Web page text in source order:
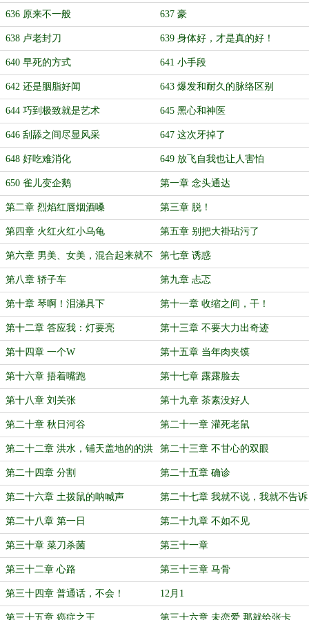
636 原来不一般 637 豪
638 卢老封刀 639 身体好，才是真的好！
640 早死的方式 641 小手段
642 还是胭脂好闻 643 爆发和耐久的脉络区别
644 巧到极致就是艺术 645 黑心和神医
646 刮舔之间尽显风采 647 这次牙掉了
648 好吃难消化 649 放飞自我也让人害怕
650 雀儿变企鹅 第一章 念头通达
第二章 烈焰红唇烟酒嗓 第三章 脱！
第四章 火红火红小乌龟 第五章 别把大褂玷污了
第六章 男美、女美，混合起来就不
美
第七章 诱惑
第八章 轿子车 第九章 忐忑
第十章 琴啊！泪涕具下 第十一章 收缩之间，干！
第十二章 答应我：灯要亮 第十三章 不要大力出奇迹
第十四章 一个W 第十五章 当年肉夹馍
第十六章 捂着嘴跑 第十七章 露露脸去
第十八章 刘关张 第十九章 茶素没好人
第二十章 秋日河谷 第二十一章 灌死老鼠
第二十二章 洪水，铺天盖地的的洪
水
第二十三章 不甘心的双眼
第二十四章 分割 第二十五章 确诊
第二十六章 土拨鼠的呐喊声 第二十七章 我就不说，我就不告诉
你
第二十八章 第一日 第二十九章 不如不见
第三十章 菜刀杀菌 第三十一章
第三十二章 心路 第三十三章 马骨
第三十四章 普通话，不会！ 12月1
第三十五章 癌症之王 第三十六章 未恋爱 那就给张卡